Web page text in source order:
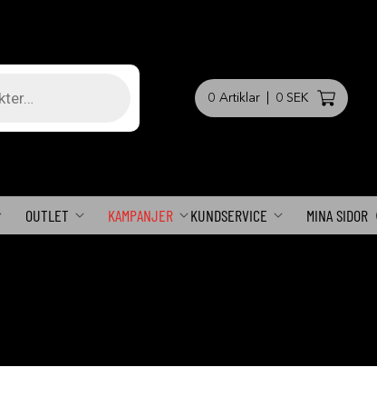
0 Artiklar 0 SEK
OUTLET KAMPANJER KUNDSERVICE MINA SIDOR